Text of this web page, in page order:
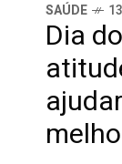
SAÚDE
Dia